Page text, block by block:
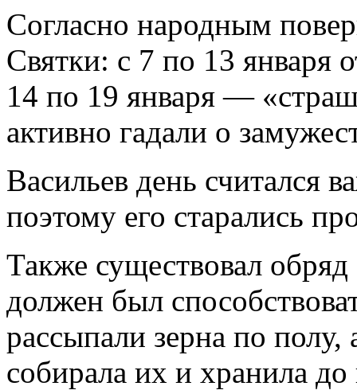
Согласно народным
Святки: с 7 по 13 января
14 по 19 января —
активно гадали о
Васильев день считался
поэтому его старались
Также существовал обряд
должен был
рассыпали зерна по
собирала их и хранила до